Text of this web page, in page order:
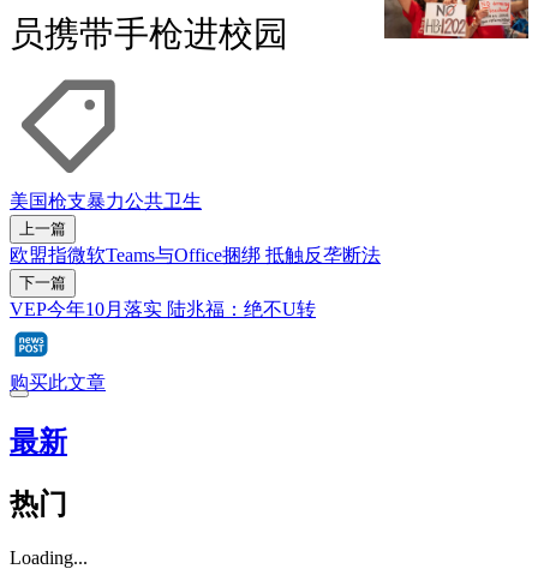
员携带手枪进校园
美国枪支暴力公共卫生
上一篇
欧盟指微软Teams与Office捆绑 抵触反垄断法
下一篇
VEP今年10月落实 陆兆福：绝不U转
购买此文章
最新
热门
Loading...